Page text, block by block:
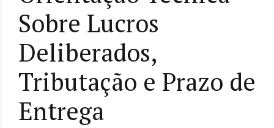
Sobre Lucros
Deliberados,
Tributação e Prazo de
Entrega